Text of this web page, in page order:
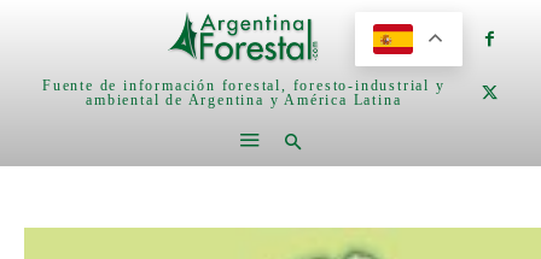
Fuente de información forestal, foresto-industrial y
ambiental de Argentina y América Latina